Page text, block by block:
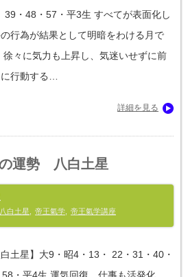
39・48・57・平3生 すべてが表面化し
行為が結果として明暗をわける月で
徐々に気力も上昇し、気迷いせずに前
行動する…
詳細を見る
運勢 八白土星
八白土星 帝王氣学 帝王氣学講座
白土星】大9・昭4・13・ 22・31・40・
・平4生 運気回復、仕事も活発化